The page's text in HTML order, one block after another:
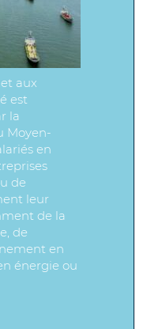
aux
est
la
Moyen-
en
de
leur
de la
de
en
énergie ou